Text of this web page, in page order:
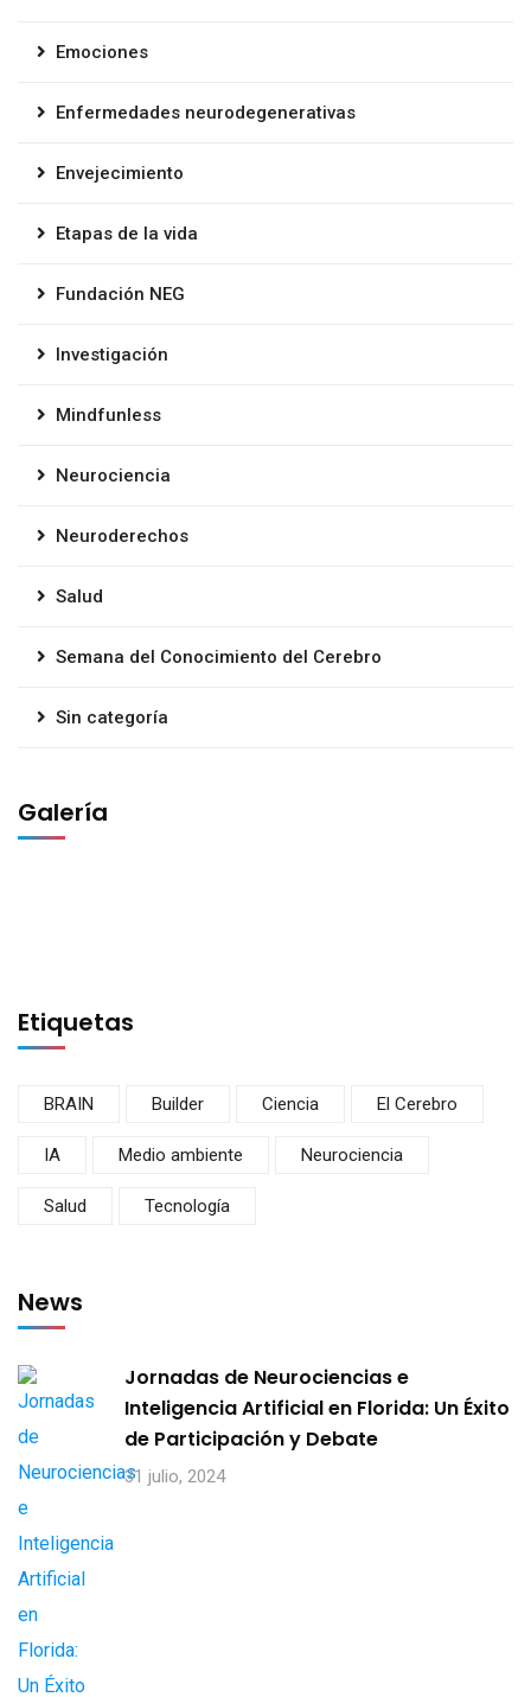
Emociones
Enfermedades neurodegenerativas
Envejecimiento
Etapas de la vida
Fundación NEG
Investigación
Mindfunless
Neurociencia
Neuroderechos
Salud
Semana del Conocimiento del Cerebro
Sin categoría
Galería
Etiquetas
BRAIN Builder Ciencia El Cerebro
IA Medio ambiente Neurociencia
Salud Tecnología
News
Jornadas de Neurociencias e
Inteligencia Artificial en Florida: Un Éxito
de Participación y Debate
31 julio, 2024